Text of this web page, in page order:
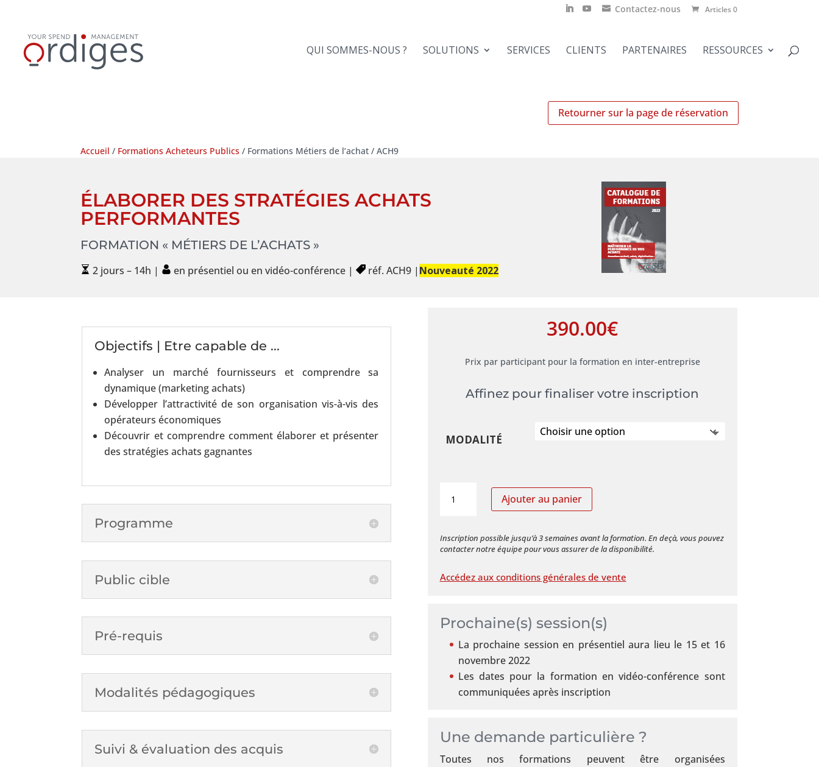
Contactez-nous Articles 0
QUI SOMMES-NOUS ? SOLUTIONS SERVICES CLIENTS PARTENAIRES RESSOURCES
Retourner sur la page de réservation
Accueil / Formations Acheteurs Publics / Formations Métiers de l’achat / ACH9
ÉLABORER DES STRATÉGIES ACHATS
PERFORMANTES
FORMATION « MÉTIERS DE L’ACHATS »
2 jours – 14h | en présentiel ou en vidéo-conférence | réf. ACH9 | Nouveauté 2022
Objectifs | Etre capable de ...
Analyser un marché fournisseurs et comprendre sa
dynamique (marketing achats)
Développer l’attractivité de son organisation vis-à-vis des
opérateurs économiques
Découvrir et comprendre comment élaborer et présenter
des stratégies achats gagnantes
Programme
Public cible
Pré-requis
Modalités pédagogiques
Suivi & évaluation des acquis
390.00€
Prix par participant pour la formation en inter-entreprise
Affinez pour finaliser votre inscription
MODALITÉ
Élaborer
stratégies
Ajouter au panier
Inscription possible jusqu’à 3 semaines avant la formation. En deçà, vous pouvez
contacter notre équipe pour vous assurer de la disponibilité.
Accédez aux conditions générales de vente
Prochaine(s) session(s)
La prochaine session en présentiel aura lieu le 15 et 16
novembre 2022
Les dates pour la formation en vidéo-conférence sont
communiquées après inscription
Une demande particulière ?
Toutes nos formations peuvent être organisées